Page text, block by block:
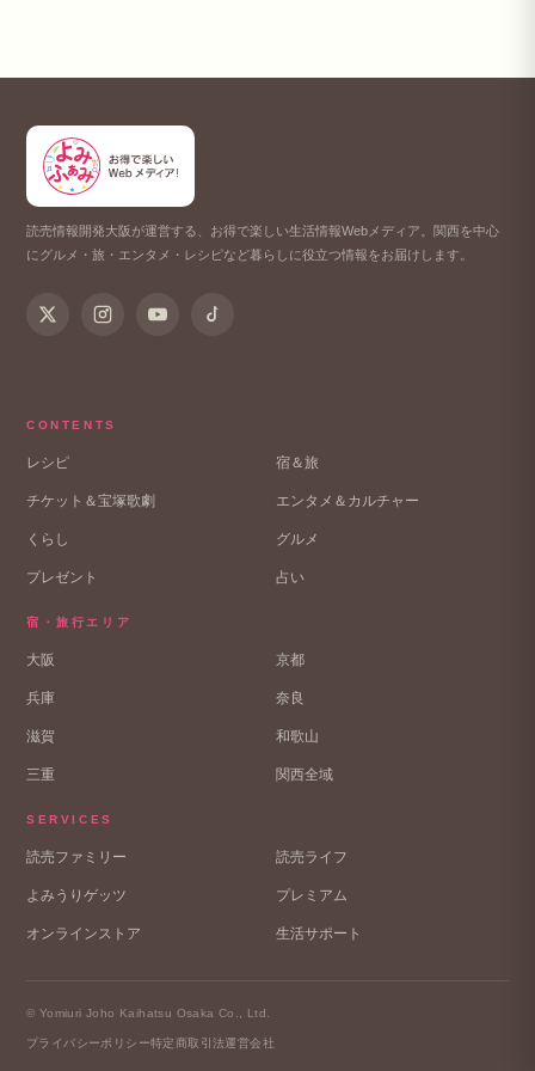
読売情報開発大阪が運営する、お得で楽しい生活情報Webメディア。関西を中心
にグルメ・旅・エンタメ・レシピなど暮らしに役立つ情報をお届けします。
CONTENTS
レシピ 宿＆旅
チケット＆宝塚歌劇 エンタメ＆カルチャー
くらし グルメ
プレゼント 占い
宿・旅行エリア
大阪 京都
兵庫 奈良
滋賀 和歌山
三重 関西全域
SERVICES
読売ファミリー 読売ライフ
よみうりゲッツ プレミアム
オンラインストア 生活サポート
© Yomiuri Joho Kaihatsu Osaka Co., Ltd.
プライバシーポリシー特定商取引法運営会社